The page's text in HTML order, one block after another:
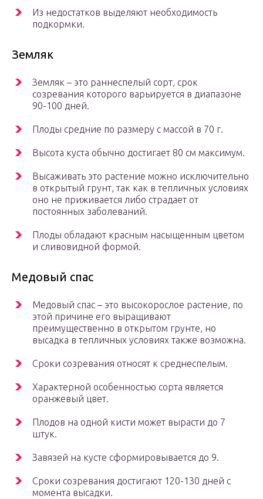
Из недостатков выделяют необходимость
подкормки.
Земляк
Земляк – это раннеспелый сорт, срок
созревания которого варьируется в диапазоне
90-100 дней.
Плоды средние по размеру с массой в 70 г.
Высота куста обычно достигает 80 см максимум.
Высаживать это растение можно исключительно
в открытый грунт, так как в тепличных условиях
оно не приживается либо страдает от
постоянных заболеваний.
Плоды обладают красным насыщенным цветом
и сливовидной формой.
Медовый спас
Медовый спас – это высокорослое растение, по
этой причине его выращивают
преимущественно в открытом грунте, но
высадка в тепличных условиях также возможна.
Сроки созревания относят к среднеспелым.
Характерной особенностью сорта является
оранжевый цвет.
Плодов на одной кисти может вырасти до 7
штук.
Завязей на кусте сформировывается до 9.
Сроки созревания достигают 120-130 дней с
момента высадки.